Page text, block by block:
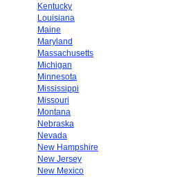
Kentucky
Louisiana
Maine
Maryland
Massachusetts
Michigan
Minnesota
Mississippi
Missouri
Montana
Nebraska
Nevada
New Hampshire
New Jersey
New Mexico